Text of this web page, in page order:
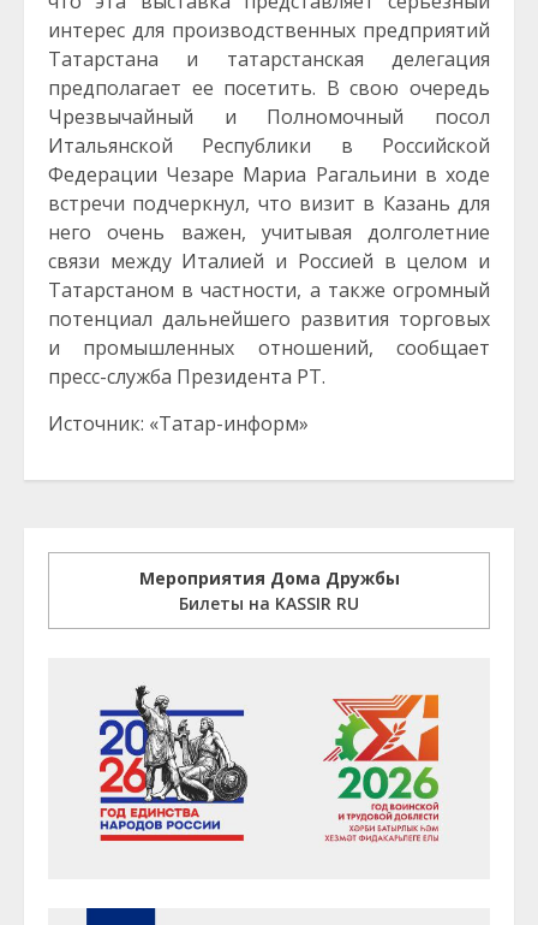
интерес для производственных предприятий
Татарстана и татарстанская делегация
предполагает ее посетить. В свою очередь
Чрезвычайный и Полномочный посол
Итальянской Республики в Российской
Федерации Чезаре Мариа Рагальини в ходе
встречи подчеркнул, что визит в Казань для
него очень важен, учитывая долголетние
связи между Италией и Россией в целом и
Татарстаном в частности, а также огромный
потенциал дальнейшего развития торговых
и промышленных отношений, сообщает
пресс-служба Президента РТ.
Источник: «Татар-информ»
Мероприятия Дома Дружбы
Билеты на KASSIR RU